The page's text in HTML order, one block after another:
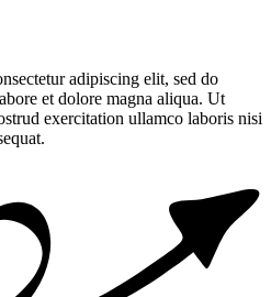
adipiscing elit, sed do
et dolore magna aliqua. Ut
exercitation ullamco laboris nisi